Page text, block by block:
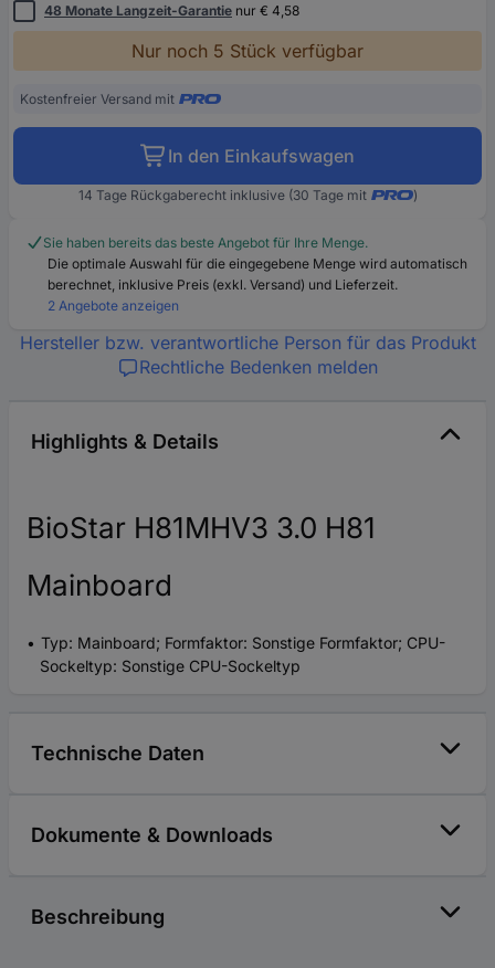
48 Monate Langzeit-Garantie nur € 4,58
Nur noch 5 Stück verfügbar
Kostenfreier Versand mit
In den Einkaufswagen
14 Tage Rückgaberecht inklusive (30 Tage mit )
Sie haben bereits das beste Angebot für Ihre Menge.
Die optimale Auswahl für die eingegebene Menge wird automatisch
berechnet, inklusive Preis (exkl. Versand) und Lieferzeit.
2 Angebote anzeigen
Hersteller bzw. verantwortliche Person für das Produkt
Rechtliche Bedenken melden
Highlights & Details
BioStar H81MHV3 3.0 H81
Mainboard
Typ: Mainboard; Formfaktor: Sonstige Formfaktor; CPU-
Sockeltyp: Sonstige CPU-Sockeltyp
Technische Daten
Dokumente & Downloads
Beschreibung